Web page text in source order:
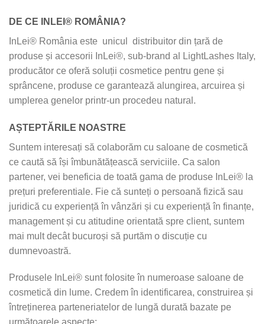
DE CE INLEI® ROMÂNIA?
InLei® România este unicul distribuitor din țară de
produse și accesorii InLei®, sub-brand al LightLashes Italy,
producător ce oferă soluții cosmetice pentru gene și
sprâncene, produse ce garantează alungirea, arcuirea și
umplerea genelor printr-un procedeu natural.
AȘTEPTĂRILE NOASTRE
Suntem interesați să colaborăm cu saloane de cosmetică
ce caută să își îmbunătățească serviciile. Ca salon
partener, vei beneficia de toată gama de produse InLei® la
prețuri preferentiale. Fie că sunteți o persoană fizică sau
juridică cu experiență în vânzări și cu experiență în finanțe,
management și cu atitudine orientată spre client, suntem
mai mult decât bucuroși să purtăm o discuție cu
dumnevoastră.
Produsele InLei® sunt folosite în numeroase saloane de
cosmetică din lume. Credem în identificarea, construirea și
întreținerea parteneriatelor de lungă durată bazate pe